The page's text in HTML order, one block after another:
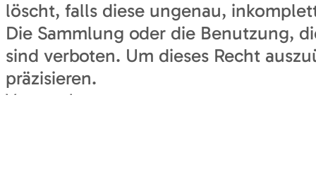
löscht, falls diese ungenau,
Die Sammlung oder die Benutzung,
sind verboten. Um dieses Recht
präzisieren.
Veranstalter